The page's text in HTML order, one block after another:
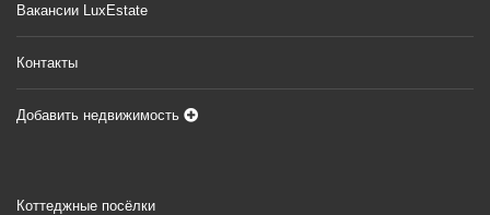
Вакансии LuxEstate
Контакты
Добавить недвижимость
Коттеджные посёлки